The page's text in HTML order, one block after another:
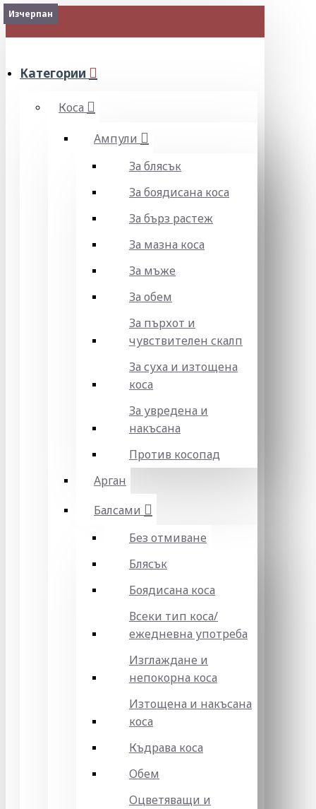
МЕНЮ
Категории
Коса
Ампули
За блясък
За боядисана коса
За бърз растеж
За мазна коса
За мъже
За обем
За пърхот и
чувствителен скалп
За суха и изтощена
коса
За увредена и
накъсана
Против косопад
Арган
Балсами
Без отмиване
Блясък
Боядисана коса
Всеки тип коса/
ежедневна употреба
Изглаждане и
непокорна коса
Изтощена и накъсана
коса
Къдрава коса
Обем
Оцветяващи и
Изчерпан